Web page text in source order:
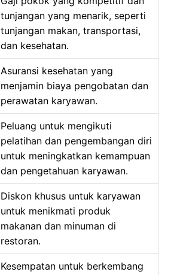
tunjangan yang menarik, seperti
tunjangan makan, transportasi,
dan kesehatan.
Asuransi kesehatan yang
menjamin biaya pengobatan dan
perawatan karyawan.
Peluang untuk mengikuti
pelatihan dan pengembangan diri
untuk meningkatkan kemampuan
dan pengetahuan karyawan.
Diskon khusus untuk karyawan
untuk menikmati produk
makanan dan minuman di
restoran.
Kesempatan untuk berkembang